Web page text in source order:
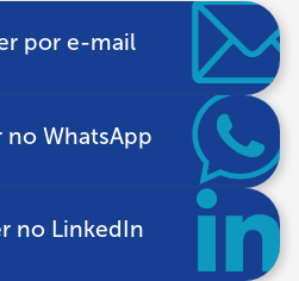
por e-mail
no WhatsApp
no LinkedIn